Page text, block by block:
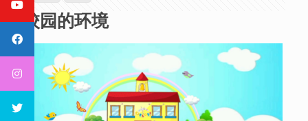
校园的环境